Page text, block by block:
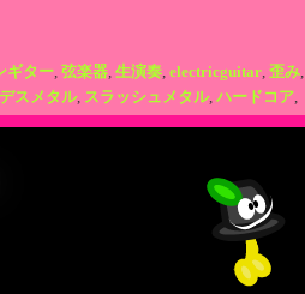
ギター, 弦楽器, 生演奏, electricguitar, 歪み,
デスメタル, スラッシュメタル, ハードコア,